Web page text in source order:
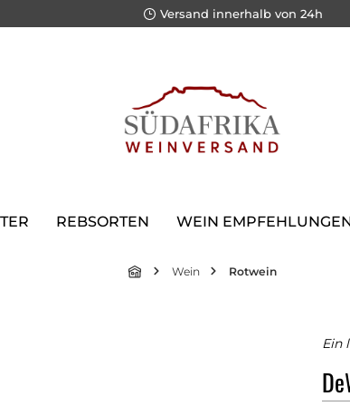
Versand innerhalb von 24h
REBSORTEN WEIN
Wein Rotwein
Ein